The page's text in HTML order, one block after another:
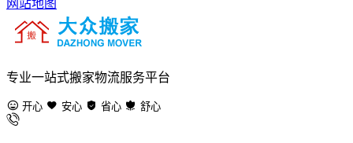
网站地图
专业一站式搬家物流服务平台
开心 安心 省心 舒心